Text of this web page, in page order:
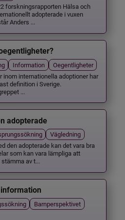
forskningsrapporten Hälsa och
adopterade i vuxen
Anders ...
Information
Oegentligheter
inom internationella adoptioner har
definition i Sverige.
...
adopterade
Vägledning
den adopterade kan det vara bra
som kan vara lämpliga att
av t...
Barnperspektivet